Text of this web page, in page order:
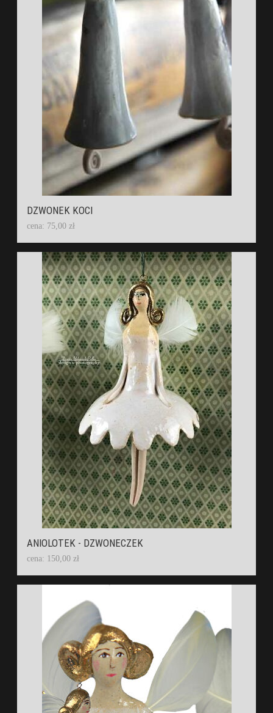
DZWONEK KOCI
cena: 75,00 zł
ANIOLOTEK - DZWONECZEK
cena: 150,00 zł